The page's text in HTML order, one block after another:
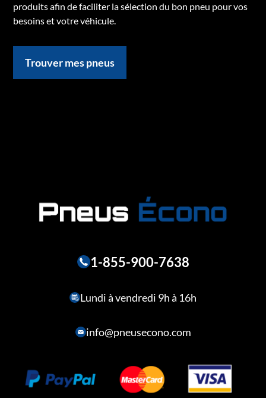
produits afin de faciliter la sélection du bon pneu pour vos
besoins et votre véhicule.
Trouver mes pneus
1-855-900-7638
Lundi à vendredi 9h à 16h
info@pneusecono.com